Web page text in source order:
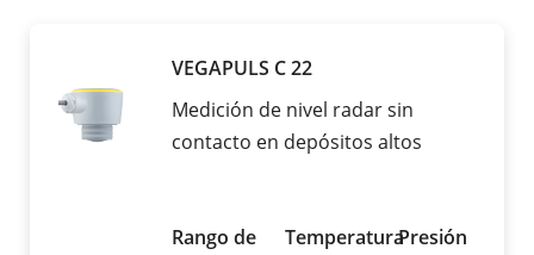
VEGAPULS C 22
Medición de nivel radar sin
contacto en depósitos altos
Rango de
TemperaturaPresión